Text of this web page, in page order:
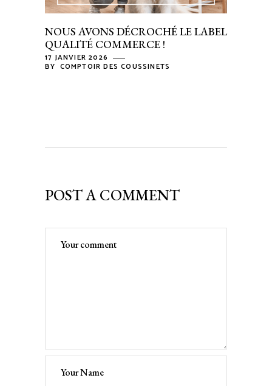
NOUS AVONS DÉCROCHÉ LE LABEL
QUALITÉ COMMERCE !
17 JANVIER 2026
BY COMPTOIR DES COUSSINETS
POST A COMMENT